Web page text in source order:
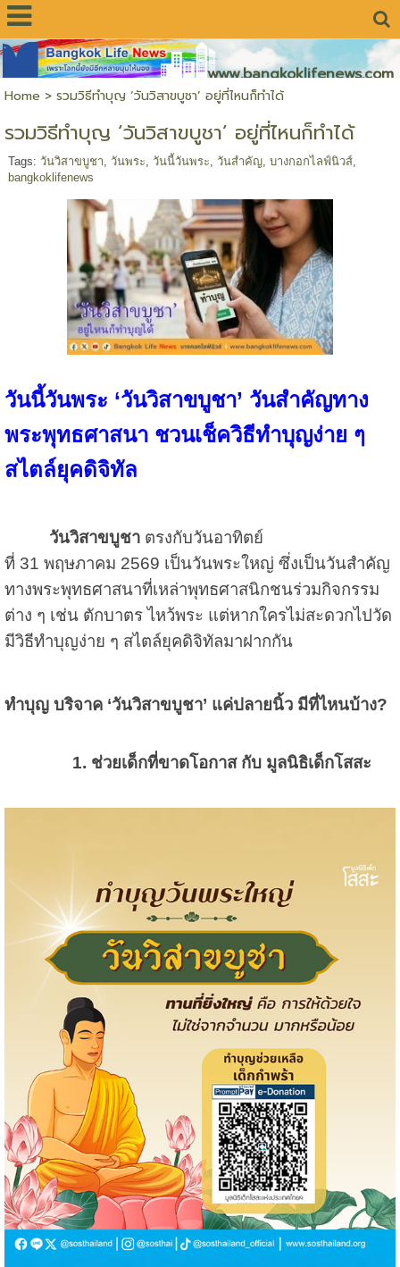
www.bangkoklifenews.com
Home > รวมวิธีทำบุญ ‘วันวิสาขบูชา’ อยู่ที่ไหนก็ทำได้
รวมวิธีทำบุญ ‘วันวิสาขบูชา’ อยู่ที่ไหนก็ทำได้
Tags: วันวิสาขบูชา วันพระ วันนี้วันพระ วันสำคัญ, บางกอกไลฟ์นิวส์,
bangkoklifenews
วันนี้วันพระ ‘วันวิสาขบูชา’ วันสำคัญทาง
พระพุทธศาสนา ชวนเช็ควิธีทำบุญง่าย ๆ
สไตล์ยุคดิจิทัล
วันวิสาขบูชาตรงกับวันอาทิตย์
ที่ 31 พฤษภาคม 2569 เป็นวันพระใหญ่ ซึ่งเป็นวันสำคัญ
ทางพระพุทธศาสนาที่เหล่าพุทธศาสนิกชนร่วมกิจกรรม
ต่าง ๆ เช่น ตักบาตร ไหว้พระ แต่หากใครไม่สะดวกไปวัด
มีวิธีทำบุญง่าย ๆ สไตล์ยุคดิจิทัลมาฝากกัน
ทำบุญ บริจาค ‘วันวิสาขบูชา’ แค่ปลายนิ้ว มีที่ไหนบ้าง?
1. ช่วยเด็กที่ขาดโอกาส กับ มูลนิธิเด็กโสสะ